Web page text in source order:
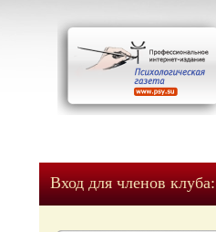
Вход для членов клуба: